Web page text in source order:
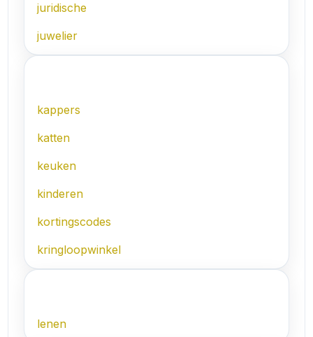
juridische
juwelier
kappers
katten
keuken
kinderen
kortingscodes
kringloopwinkel
lenen